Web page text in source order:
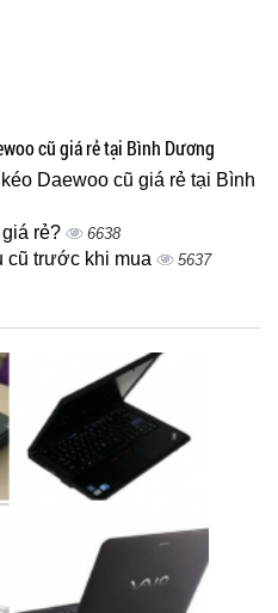
cũ giá rẻ tại Bình Dương
Daewoo cũ giá rẻ tại Bình
rẻ? 6638
cũ trước khi mua 5637